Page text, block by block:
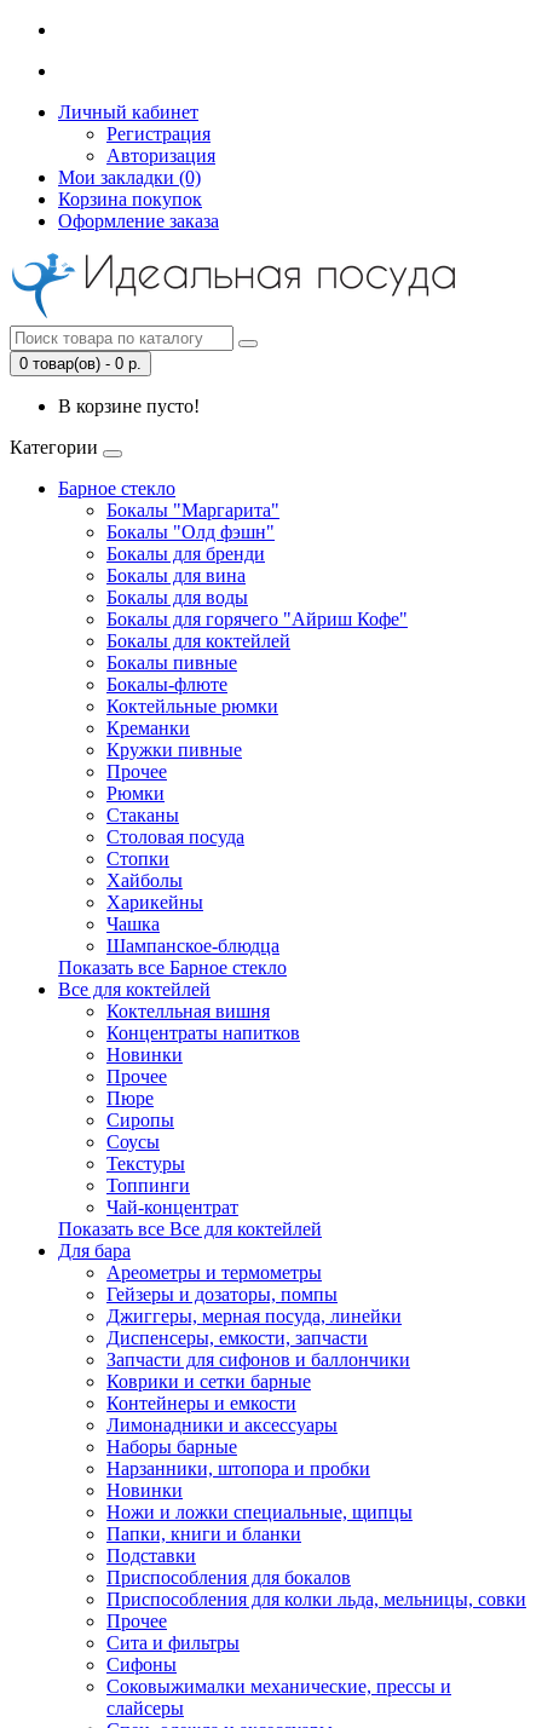
Личный кабинет
Регистрация
Авторизация
Мои закладки (0)
Корзина покупок
Оформление заказа
0 товар(ов) - 0 р.
В корзине пусто!
Категории
Барное стекло
Бокалы "Маргарита"
Бокалы "Олд фэшн"
Бокалы для бренди
Бокалы для вина
Бокалы для воды
Бокалы для горячего "Айриш Кофе"
Бокалы для коктейлей
Бокалы пивные
Бокалы-флюте
Коктейльные рюмки
Креманки
Кружки пивные
Прочее
Рюмки
Стаканы
Столовая посуда
Стопки
Хайболы
Харикейны
Чашка
Шампанское-блюдца
Показать все Барное стекло
Все для коктейлей
Коктелльная вишня
Концентраты напитков
Новинки
Прочее
Пюре
Сиропы
Соусы
Текстуры
Топпинги
Чай-концентрат
Показать все Все для коктейлей
Для бара
Ареометры и термометры
Гейзеры и дозаторы, помпы
Джиггеры, мерная посуда, линейки
Диспенсеры, емкости, запчасти
Запчасти для сифонов и баллончики
Коврики и сетки барные
Контейнеры и емкости
Лимонадники и аксессуары
Наборы барные
Нарзанники, штопора и пробки
Новинки
Ножи и ложки специальные, щипцы
Папки, книги и бланки
Подставки
Приспособления для бокалов
Приспособления для колки льда, мельницы, совки
Прочее
Сита и фильтры
Сифоны
Соковыжималки механические, прессы и
слайсеры